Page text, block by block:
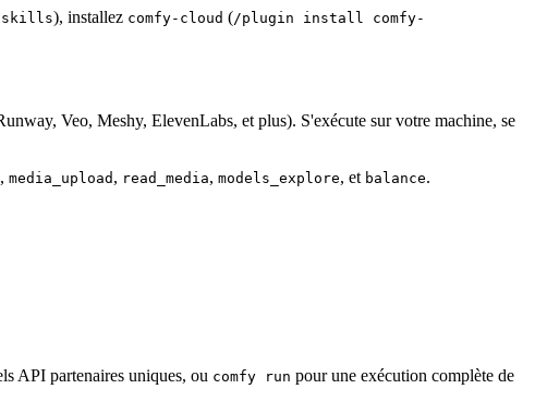
skills), installez comfy-cloud (/plugin install comfy-
Veo, Meshy, ElevenLabs, et plus). S'exécute sur votre machine, se
, media_upload , read_media, models_explore, et balance.
API partenaires uniques, ou comfy run pour une exécution complète de